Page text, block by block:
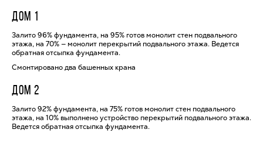
ДОМ 1
Залито 96% фундамента, на 95% готов монолит стен подвального
этажа, на 70% — монолит перекрытий подвального этажа. Ведется
обратная отсыпка фундамента.
Смонтировано два башенных крана
ДОМ 2
Залито 92% фундамента, на 75% готов монолит стен подвального
этажа, на 10% выполнено устройство перекрытий подвального этажа.
Ведется обратная отсыпка фундамента.